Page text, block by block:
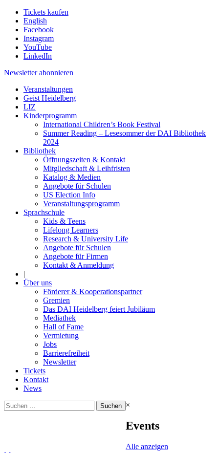
Tickets kaufen
English
Facebook
Instagram
YouTube
LinkedIn
Newsletter abonnieren
Veranstaltungen
Geist Heidelberg
LIZ
Kinderprogramm
International Children’s Book Festival
Summer Reading – Lesesommer der DAI Bibliothek
2024
Bibliothek
Öffnungszeiten & Kontakt
Mitgliedschaft & Leihfristen
Katalog & Medien
Angebote für Schulen
US Election Info
Veranstaltungsprogramm
Sprachschule
Kids & Teens
Lifelong Learners
Research & University Life
Angebote für Schulen
Angebote für Firmen
Kontakt & Anmeldung
|
Über uns
Förderer & Kooperationspartner
Gremien
Das DAI Heidelberg feiert Jubiläum
Mediathek
Hall of Fame
Vermietung
Jobs
Barrierefreiheit
Newsletter
Tickets
Kontakt
News
Suchen
nach:
×
Events
Alle anzeigen